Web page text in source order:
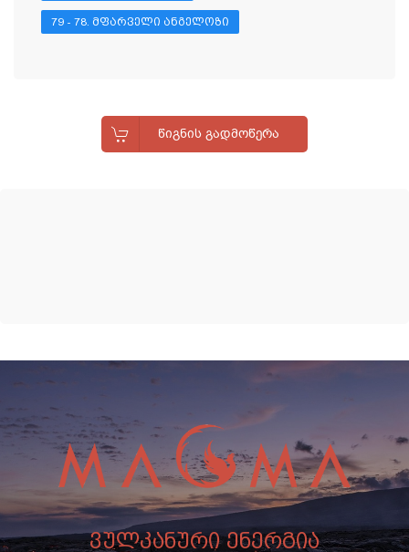
79 - 78. ᲛᲤᲐᲠᲕᲔᲚᲘ ᲐᲜᲒᲔᲚᲝᲖᲘ
ᲬᲘᲒᲜᲘᲡ ᲒᲐᲓᲛᲝᲬᲔᲠᲐ
ვულკანური ენერგია